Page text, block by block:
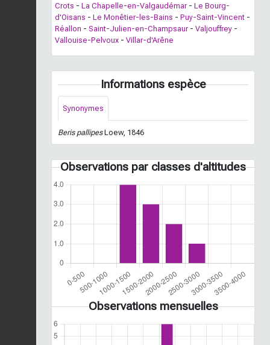
Crots - La Chapelle-en-Valgaudémar - Le Bourg-
d'Oisans - Le Monêtier-les-Bains - Puy-Saint-Vincent -
Réallon - Saint-Julien-en-Champsaur - Valjouffrey -
Vallouise-Pelvoux - Villar-d'Arêne
Informations espèce
Synonymes
Beris pallipesLoew, 1846
Observations par classes d'altitudes
Observations mensuelles